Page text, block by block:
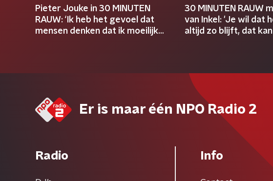
Pieter Jouke in 30 MINUTEN
RAUW: ‘Ik heb het gevoel dat
mensen denken dat ik moeilijk
30 MINUTEN RAUW
van Inkel: 'Je wil dat
altijd zo blijft, dat
Er is maar één NPO Radio 2
Radio Info